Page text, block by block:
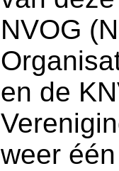
NVOG
en de
weer